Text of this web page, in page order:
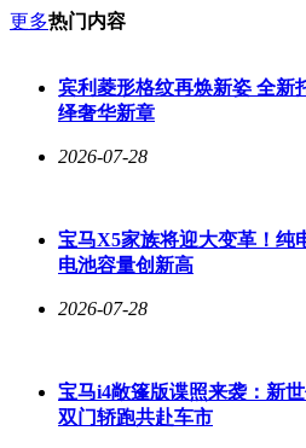
常见的认知误区亟待澄清：添加
恢复因积碳导致的性能衰减；对
清洗仍是必要手段；新车使用非
影响油路系统。维修技师建议，
具体使用建议显示：2万公里内新
可开始使用，建议连续2-3箱油添
并检修。车主王先生分享经验："
更多热门内容
宾利菱形格纹再焕新姿 全新
绎奢华新章
2026-07-28
宝马X5家族将迎大变革！纯
电池容量创新高
2026-07-28
宝马i4敞篷版谍照来袭：新
双门轿跑共赴车市